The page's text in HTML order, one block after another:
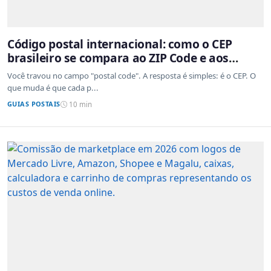
Código postal internacional: como o CEP
brasileiro se compara ao ZIP Code e aos
sistemas de outros países
Você travou no campo "postal code". A resposta é simples: é o CEP. O
que muda é que cada p...
GUIAS POSTAIS 10 min